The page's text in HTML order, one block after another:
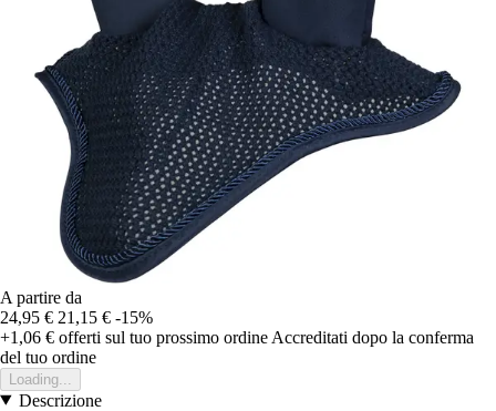
A partire da
24,95 € 21,15 € -15%
+1,06 € offerti sul tuo prossimo ordine Accreditati dopo la conferma
del tuo ordine
Loading...
Descrizione